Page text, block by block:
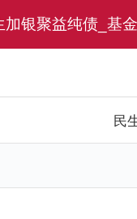
加银聚益纯债_基
民